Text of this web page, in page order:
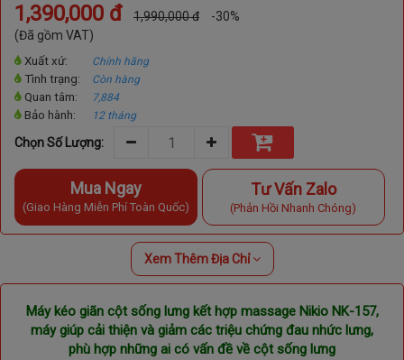
1,390,000 đ 1,990,000 đ
-30%
(Đã gồm VAT)
Xuất xứ: Chính hãng
Tình trạng: Còn hàng
Quan tâm: 7,884
Bảo hành: 12 tháng
Chọn Số Lượng:
Mua Ngay
(Giao Hàng Miễn Phí Toàn Quốc)
Tư Vấn Zalo
(Phản Hồi Nhanh Chóng)
Xem Thêm Địa Chỉ
Máy kéo giãn cột sống lưng kết hợp massage Nikio NK-157,
máy giúp cải thiện và giảm các triệu chứng đau nhức lưng,
phù hợp những ai có vấn đề về cột sống lưng